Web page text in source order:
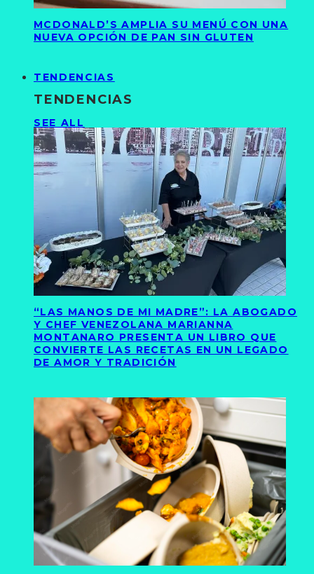
MCDONALD’S AMPLIA SU MENÚ CON UNA
NUEVA OPCIÓN DE PAN SIN GLUTEN
TENDENCIAS
TENDENCIAS
SEE ALL
“LAS MANOS DE MI MADRE”: LA ABOGADO
Y CHEF VENEZOLANA MARIANNA
MONTANARO PRESENTA UN LIBRO QUE
CONVIERTE LAS RECETAS EN UN LEGADO
DE AMOR Y TRADICIÓN